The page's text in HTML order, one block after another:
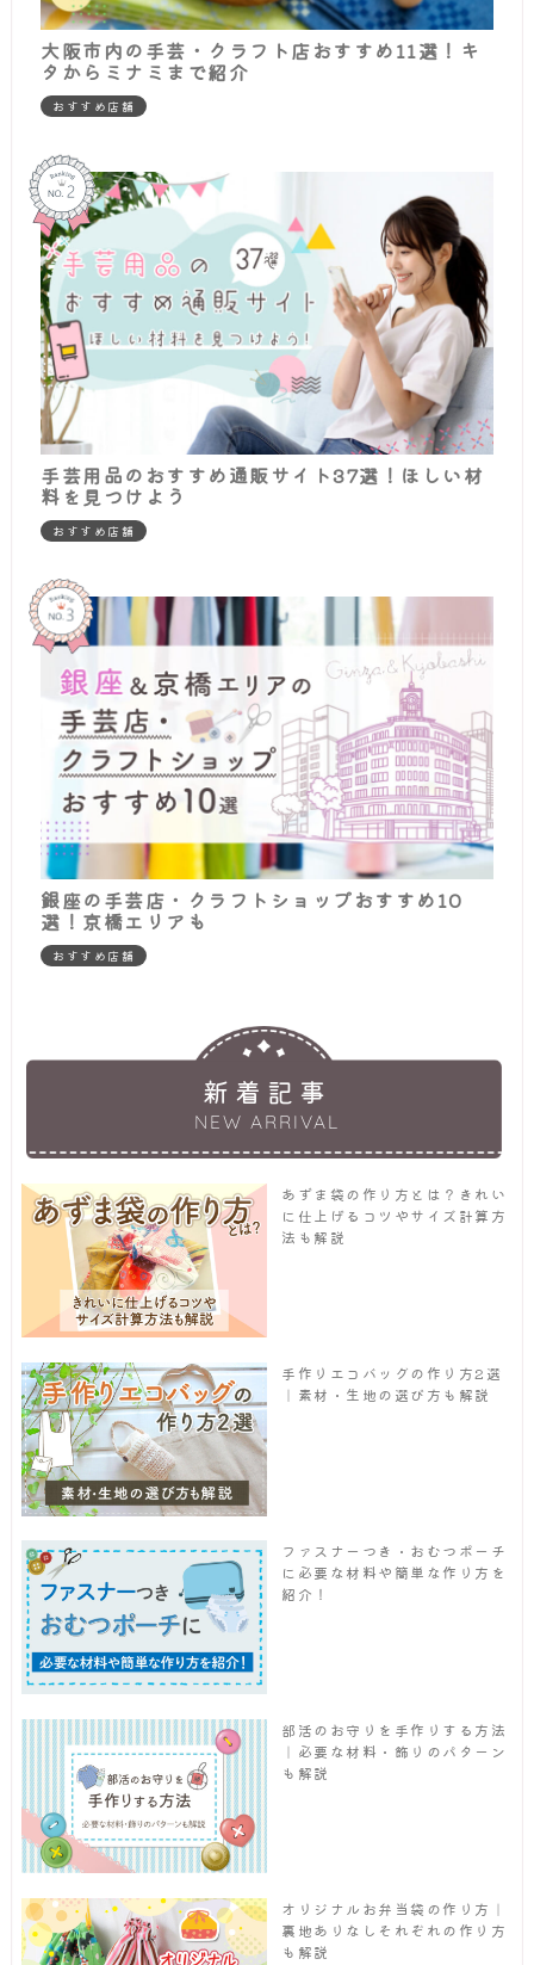
大阪市内の手芸・クラフト店おすすめ11選！キ
タからミナミまで紹介
おすすめ店舗
手芸用品のおすすめ通販サイト37選！ほしい材
料を見つけよう
おすすめ店舗
銀座の手芸店・クラフトショップおすすめ10
選！京橋エリアも
おすすめ店舗
新着記事
NEW ARRIVAL
あずま袋の作り方とは？きれい
に仕上げるコツやサイズ計算方
法も解説
手作りエコバッグの作り方2選
｜素材・生地の選び方も解説
ファスナーつき・おむつポーチ
に必要な材料や簡単な作り方を
紹介！
部活のお守りを手作りする方法
｜必要な材料・飾りのパターン
も解説
オリジナルお弁当袋の作り方｜
裏地ありなしそれぞれの作り方
も解説